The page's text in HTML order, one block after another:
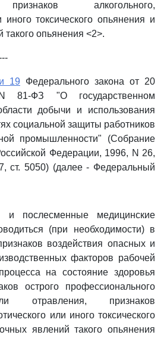
алкогольного,
иного токсического опьянения и
такого опьянения <2>.
19 Федерального закона от 20
ФЗ "О государственном
добычи и использования
социальной защиты работников
промышленности" (Собрание
Федерации, 1996, N 26,
ст. 5050) (далее - Федеральный
и послесменные медицинские
(при необходимости) в
воздействия опасных и
факторов рабочей
на состояние здоровья
острого профессионального
отравления, признаков
или иного токсического
явлений такого опьянения